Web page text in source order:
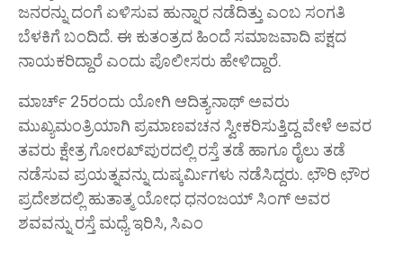
ಜನರನ್ನು ದಂಗೆ ಏಳಿಸುವ ಹುನ್ನಾರ ನಡೆದಿತ್ತು ಎಂಬ ಸಂಗತಿ
ಬೆಳಕಿಗೆ ಬಂದಿದೆ. ಈ ಕುತಂತ್ರದ ಹಿಂದೆ ಸಮಾಜವಾದಿ ಪಕ್ಷದ
ನಾಯಕರಿದ್ದಾರೆ ಎಂದು ಪೊಲೀಸರು ಹೇಳಿದ್ದಾರೆ.
ಮಾರ್ಚ್‌ 25ರಂದು ಯೋಗಿ ಆದಿತ್ಯನಾಥ್‌ ಅವರು
ಮುಖ್ಯಮಂತ್ರಿಯಾಗಿ ಪ್ರಮಾಣವಚನ ಸ್ವೀಕರಿಸುತ್ತಿದ್ದ ವೇಳೆ ಅವರ
ತವರು ಕ್ಷೇತ್ರ ಗೋರಖ್‌ಪುರದಲ್ಲಿ ರಸ್ತೆ ತಡೆ ಹಾಗೂ ರೈಲು ತಡೆ
ನಡೆಸುವ ಪ್ರಯತ್ನವನ್ನು ದುಷ್ಕರ್ಮಿಗಳು ನಡೆಸಿದ್ದರು. ಛೌರಿ ಛೌರ
ಪ್ರದೇಶದಲ್ಲಿ ಹುತಾತ್ಮ ಯೋಧ ಧನಂಜಯ್‌ ಸಿಂಗ್‌ ಅವರ
ಶವವನ್ನು ರಸ್ತೆ ಮಧ್ಯೆ ಇರಿಸಿ, ಸಿಎಂ